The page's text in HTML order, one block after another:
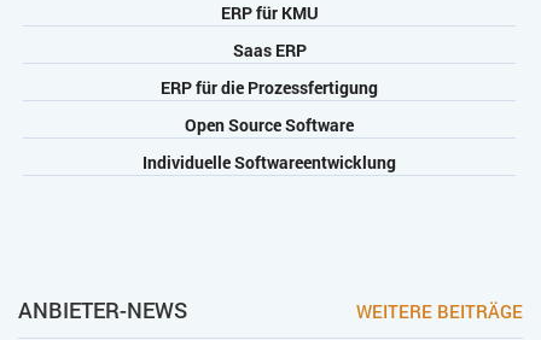
ERP für KMU
Saas ERP
ERP für die Prozessfertigung
Open Source Software
Individuelle Softwareentwicklung
ANBIETER-NEWS WEITERE BEITRÄGE